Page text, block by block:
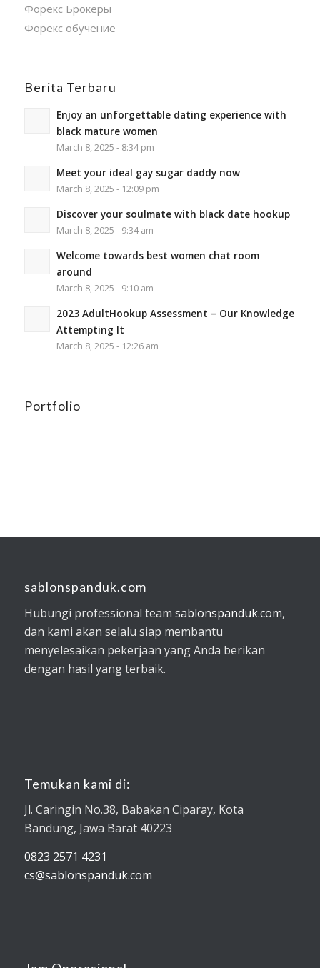
Форекс Брокеры
Форекс обучение
Berita Terbaru
Enjoy an unforgettable dating experience with
black mature women
March 8, 2025 - 8:34 pm
Meet your ideal gay sugar daddy now
March 8, 2025 - 12:09 pm
Discover your soulmate with black date hookup
March 8, 2025 - 9:34 am
Welcome towards best women chat room
around
March 8, 2025 - 9:10 am
2023 AdultHookup Assessment – Our Knowledge
Attempting It
March 8, 2025 - 12:26 am
Portfolio
sablonspanduk.com
Hubungi professional team sablonspanduk.com,
dan kami akan selalu siap membantu
menyelesaikan pekerjaan yang Anda berikan
dengan hasil yang terbaik.
Temukan kami di:
Jl. Caringin No.38, Babakan Ciparay, Kota
Bandung, Jawa Barat 40223
0823 2571 4231
cs@sablonspanduk.com